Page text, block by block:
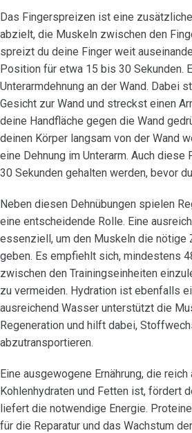
Das Fingerspreizen ist eine
abzielt, die Muskeln zwischen den
spreizt du deine Finger weit
Position für etwa 15 bis 30 Sekunden.
Unterarmdehnung an der Wand. Dabei
Gesicht zur Wand und streckst einen
deine Handfläche gegen die Wand
deinen Körper langsam von der Wand
eine Dehnung im Unterarm. Auch
30 Sekunden gehalten werden, bevor
Neben diesen Dehnübungen spielen
eine entscheidende Rolle. Eine
essenziell, um den Muskeln die nötige
geben. Es empfiehlt sich, mindestens
zwischen den Trainingseinheiten
zu vermeiden. Hydration ist ebenfalls
ausreichend Wasser unterstützt die
Regeneration und hilft dabei,
abzutransportieren.
Eine ausgewogene Ernährung, die reich
Kohlenhydraten und Fetten ist, fördert
liefert die notwendige Energie.
für die Reparatur und das Wachstum